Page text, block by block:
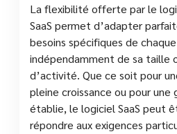
La flexibilité offerte par le
SaaS permet d’adapter
besoins spécifiques de
indépendamment de sa taille
d’activité. Que ce soit pour
pleine croissance ou pour une
établie, le logiciel SaaS peut
répondre aux exigences